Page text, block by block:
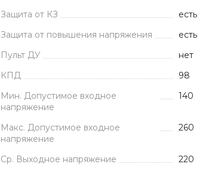
Защита от КЗ
есть
Защита от повышения напряжения
есть
Пульт ДУ
нет
КПД
98
Мин. Допустимое входное
напряжение
140
Макс. Допустимое входное
напряжение
260
Ср. Выходное напряжение
220